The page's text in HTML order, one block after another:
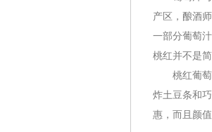
产区，酿酒
一部分葡萄
桃红并不是
桃红葡萄酒
炸土豆条和
惠，而且颜